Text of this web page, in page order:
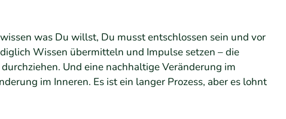
was Du willst, Du musst entschlossen sein und vor
Wissen übermitteln und Impulse setzen – die
Und eine nachhaltige Veränderung im
im Inneren. Es ist ein langer Prozess, aber es lohnt